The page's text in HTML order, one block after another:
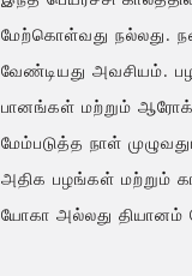
மேற்கொள்வது நல்லது.
வேண்டியது அவசியம்.
பானங்கள் மற்றும்
மேம்படுத்த நாள்
அதிக பழங்கள் மற்றும்
யோகா அல்லது